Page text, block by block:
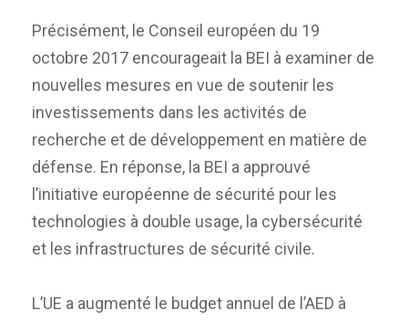
Précisément, le Conseil européen du 19
octobre 2017 encourageait la BEI à examiner de
nouvelles mesures en vue de soutenir les
investissements dans les activités de
recherche et de développement en matière de
défense. En réponse, la BEI a approuvé
l’initiative européenne de sécurité pour les
technologies à double usage, la cybersécurité
et les infrastructures de sécurité civile.
L’UE a augmenté le budget annuel de l’AED à